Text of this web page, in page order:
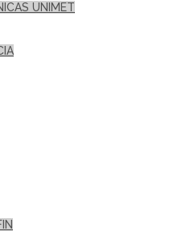
UNIMET